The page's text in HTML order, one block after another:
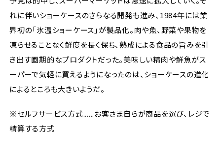
れに伴いショーケースのさらなる開発も進み、1984年には業
界初の「氷温ショーケース」が製品化。肉や魚、野菜や果物を
凍らせることなく鮮度を長く保ち、熟成による食品の旨みを引
き出す画期的なプロダクトだった。美味しい精肉や鮮魚がス
ーパーで気軽に買えるようになったのは、ショーケースの進化
によるところも大きいようだ。
※セルフサービス方式......お客さま自らが商品を選び、レジで
精算する方式